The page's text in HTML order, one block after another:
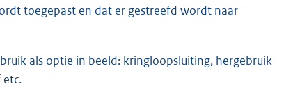
toegepast en dat er gestreefd wordt naar
als optie in beeld: kringloopsluiting, hergebruik